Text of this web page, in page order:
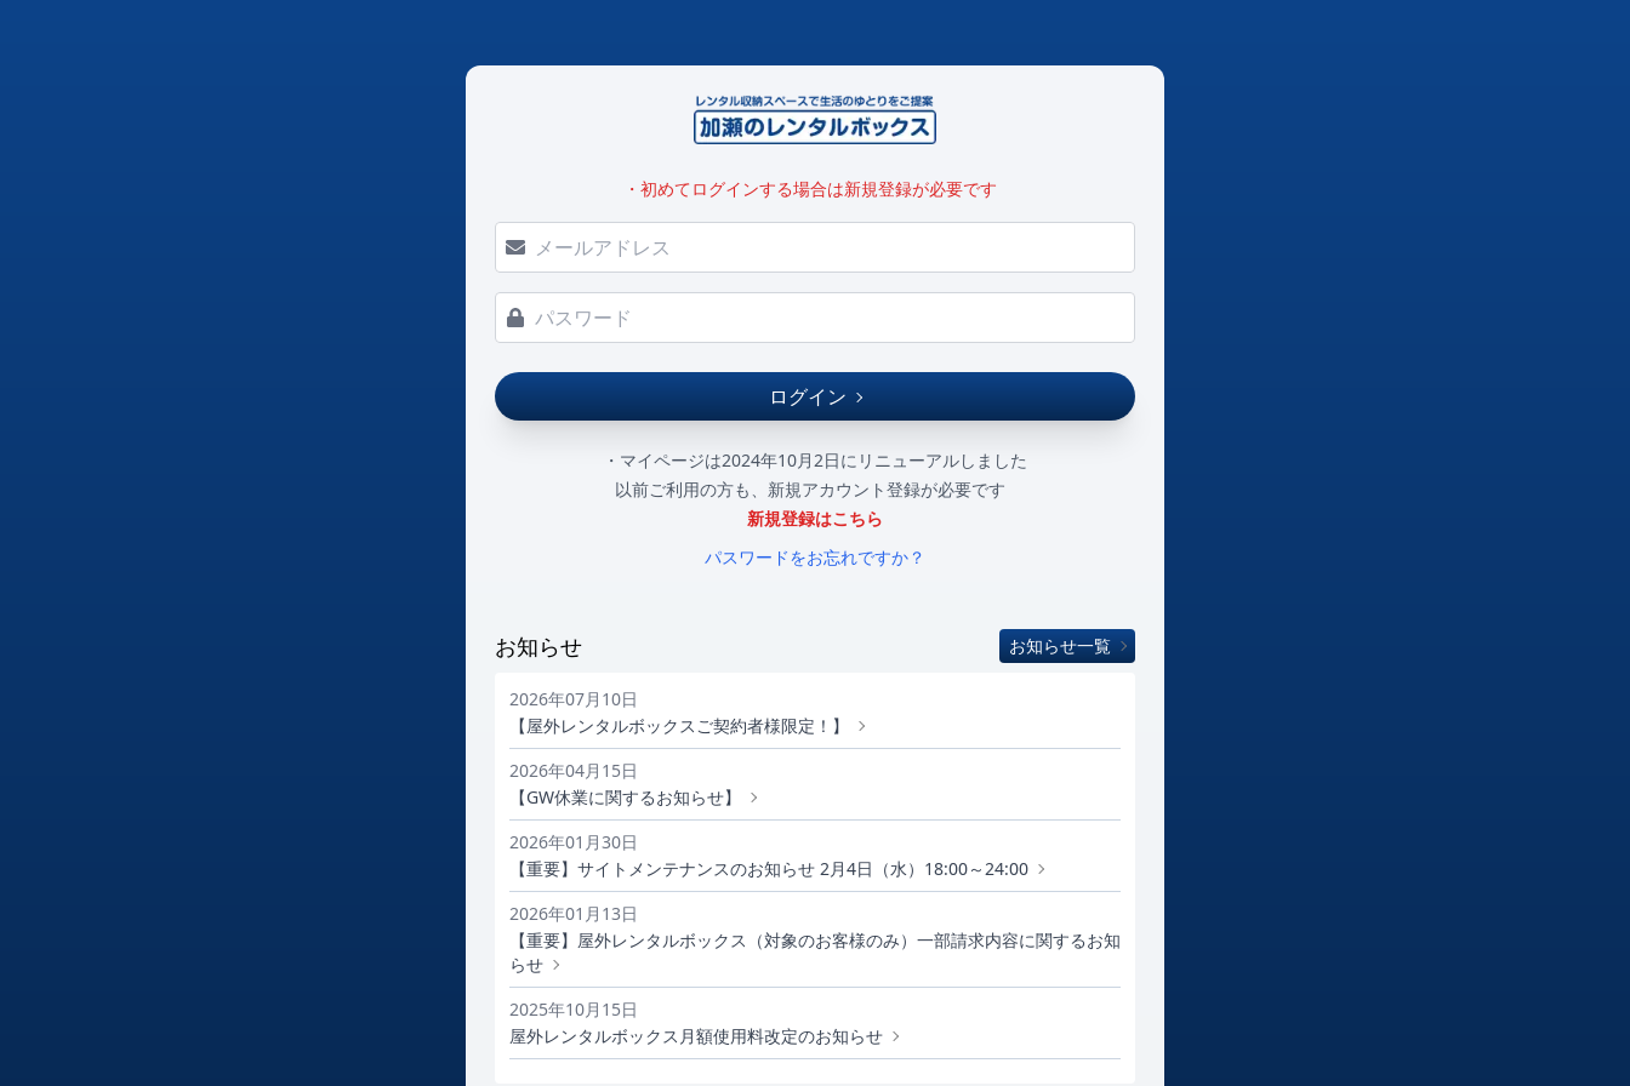
・初めてログインする場合は新規登録が必要です
ログイン
・マイページは2024年10月2日にリニューアルしました
以前ご利用の方も、新規アカウント登録が必要です
新規登録はこちら
パスワードをお忘れですか？
お知らせ お知らせ一覧
2026年07月10日
【屋外レンタルボックスご契約者様限定！】
2026年04月15日
【GW休業に関するお知らせ】
2026年01月30日
【重要】サイトメンテナンスのお知らせ 2月4日（水）18:00～24:00
2026年01月13日
【重要】屋外レンタルボックス（対象のお客様のみ）一部請求内容に関するお知
らせ
2025年10月15日
屋外レンタルボックス月額使用料改定のお知らせ